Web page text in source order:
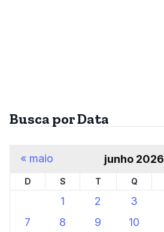
Busca por Data
junho 2026
D S T Q
1 2 3
7
8 9 10
« maio